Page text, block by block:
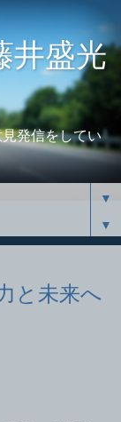
盛光
発信をしてい
▼
▼
と未来へ